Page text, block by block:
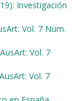
Investigación
Vol. 7 Núm.
AusArt: Vol. 7
AusArt: Vol. 7